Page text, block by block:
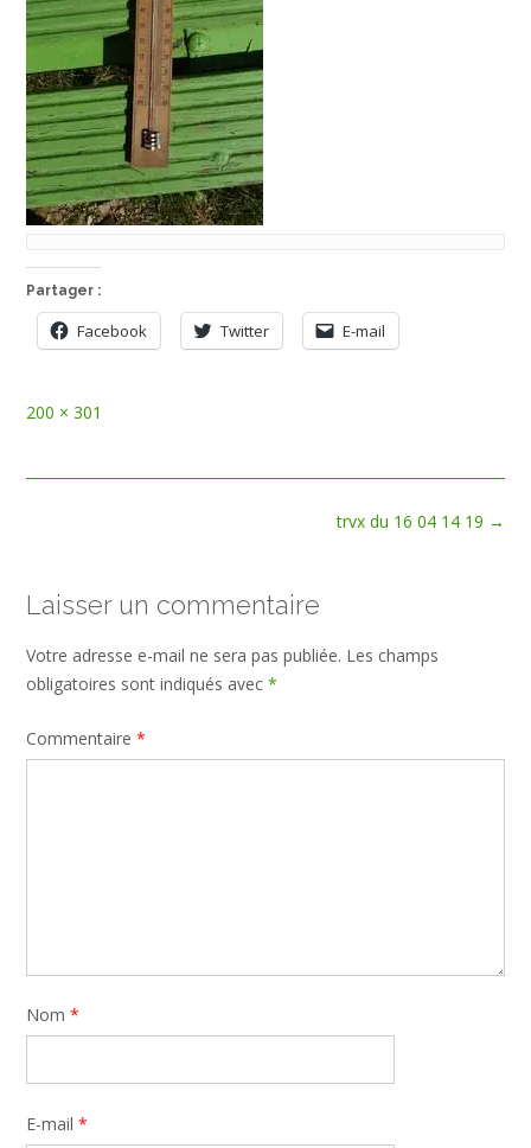
Partager :
Facebook Twitter E-mail
Full
200 × 301
trvx du 16 04 14 19 →
Laisser un commentaire
Votre adresse e-mail ne sera pas publiée. Les champs
obligatoires sont indiqués avec *
Commentaire *
Nom *
E-mail *